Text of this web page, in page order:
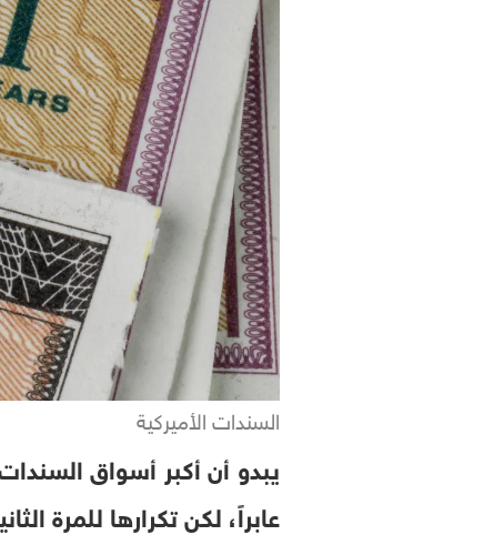
السندات الأميركية
يبدو أن أكبر أسواق
عابراً، لكن تكرارها للمرة